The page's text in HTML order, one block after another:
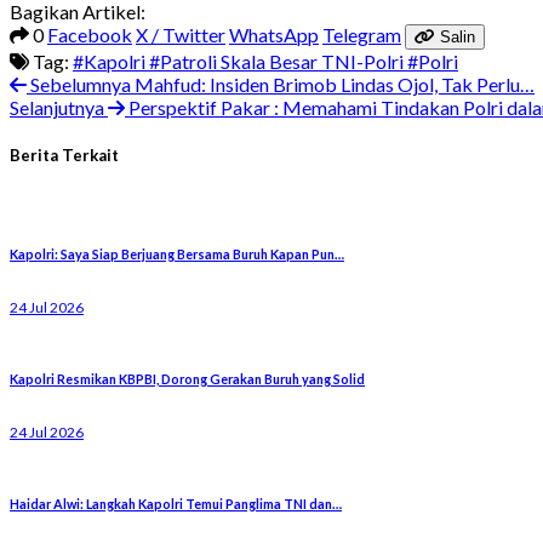
Bagikan Artikel:
0Facebook X / TwitterWhatsApp Telegram Salin
Tag: #Kapolri#Patroli Skala Besar TNI-Polri#Polri
Sebelumnya Mahfud: Insiden Brimob Lindas Ojol, Tak Perlu…
Selanjutnya
Perspektif Pakar : Memahami Tindakan Polri
Berita Terkait
Kapolri: Saya Siap Berjuang Bersama Buruh Kapan Pun…
24 Jul 2026
Kapolri Resmikan KBPBI, Dorong Gerakan Buruh yang Solid
24 Jul 2026
Haidar Alwi: Langkah Kapolri Temui Panglima TNI dan…